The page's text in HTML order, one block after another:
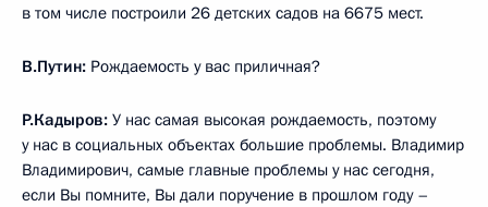
в том числе построили 26 детских садов на 6675 мест.
В.Путин: Рождаемость у вас приличная?
Р.Кадыров: У нас самая высокая рождаемость, поэтому
у нас в социальных объектах большие проблемы. Владимир
Владимирович, самые главные проблемы у нас сегодня,
если Вы помните, Вы дали поручение в прошлом году –